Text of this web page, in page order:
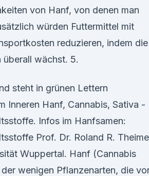
von Hanf, von denen man
würden Futtermittel mit
reduzieren, indem die
wächst. 5.
steht in grünen Lettern
Inneren Hanf, Cannabis, Sativa -
Infos im Hanfsamen:
Prof. Dr. Roland R.
Wuppertal. Hanf (Cannabis
wenigen Pflanzenarten, die